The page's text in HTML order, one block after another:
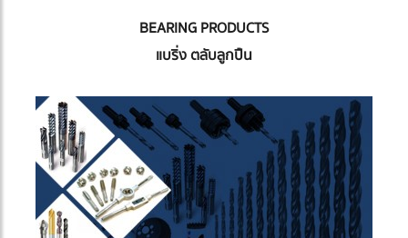
BEARING PRODUCTS
แบริ่ง ตลับลูกปืน